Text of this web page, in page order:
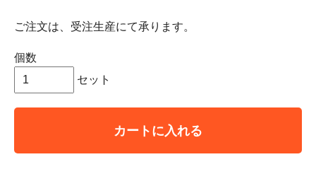
ご注文は、受注生産にて承ります。
個数
セット
カートに入れる